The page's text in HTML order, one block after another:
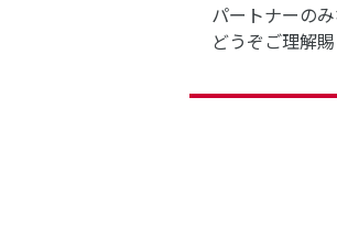
パートナーの
どうぞご理解